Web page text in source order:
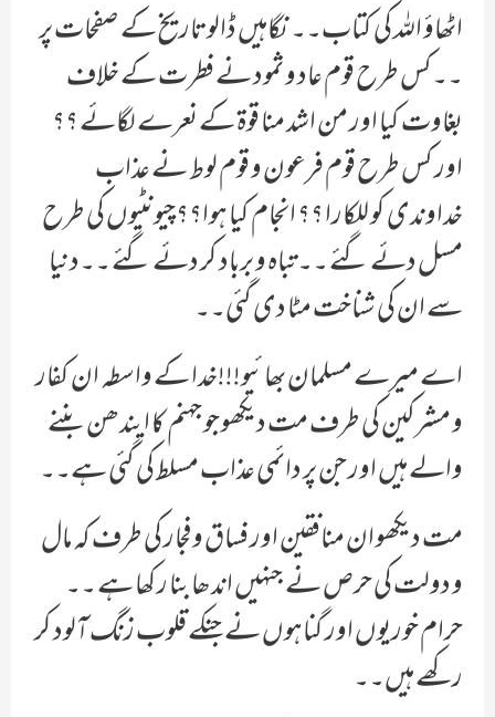
اٹھاؤ اللہ کی کتاب۔۔نگاہیں ڈالو تاریخ کے صفحات پر
۔۔کس طرح قوم عاد و ثمود نے فطرت کے خلاف
بغاوت کیا اور من اشد منا قوۃ کے نعرے لگائے ؟؟
اور کس طرح قوم فرعون و قوم لوط نے عذاب
خداوندی کو للکارا ؟؟ انجام کیا ہوا؟؟چیونٹیوں کی طرح
مسل دئے گئے ۔۔تباہ و برباد کر دئے گئے ۔۔دنیا
سے ان کی شناخت مٹا دی گئی۔۔
اے میرے مسلمان بھائیو!!!خدا کے واسطہ ان کفار
و مشرکین کی طرف مت دیکھو جو جہنم کا ایندھن بننے
والے ہیں اور جن پر دائمی عذاب مسلط کی گئی ہے۔۔
مت دیکھو ان منافقین اور فساق و فجار کی طرف کہ مال
و دولت کی حرص نے جنہیں اندھا بنا رکھا ہے ۔۔
حرام خوریوں اور گناہوں نے جنکے قلوب زنگ آلود کر
رکھے ہیں۔۔